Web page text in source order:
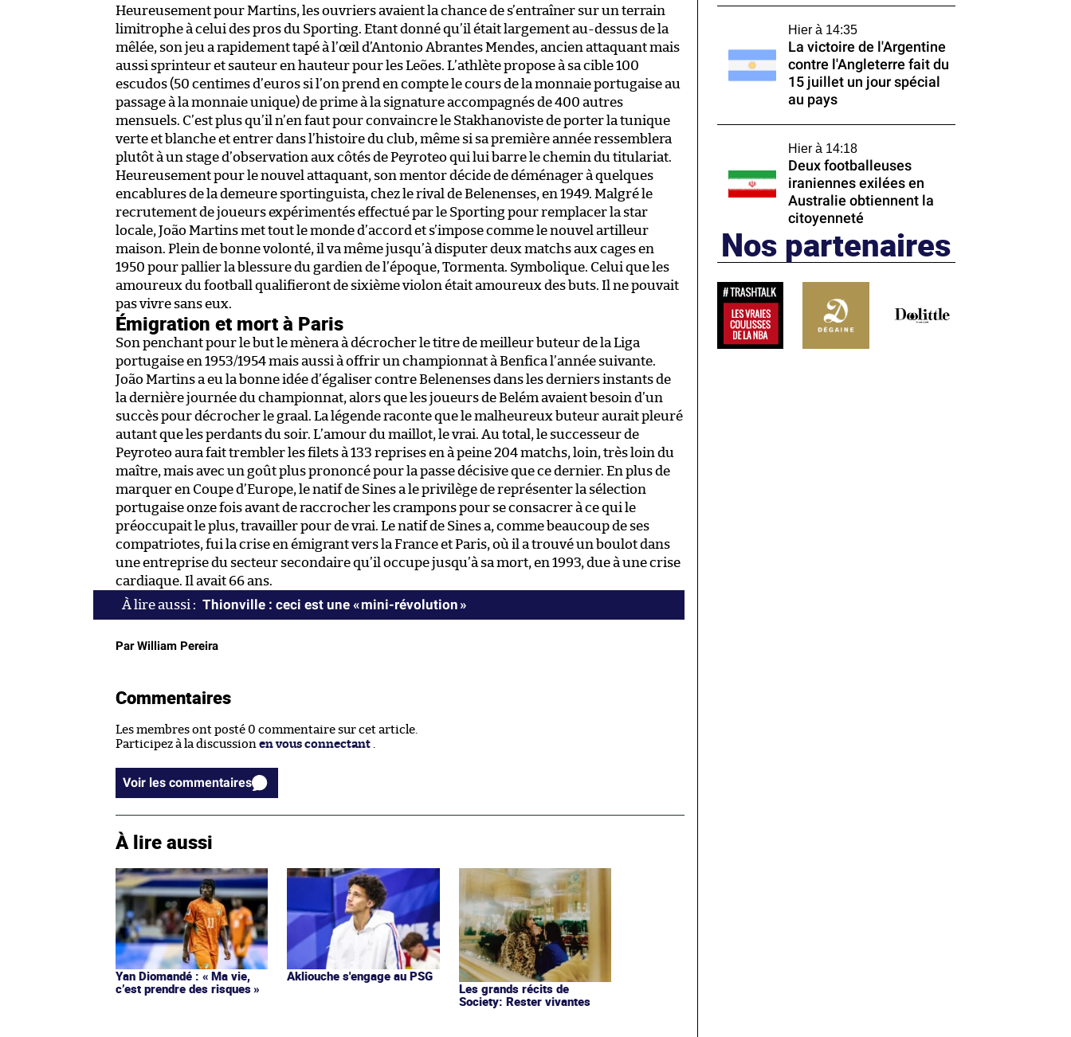
Heureusement pour Martins, les ouvriers avaient la chance de s’entraîner sur un terrain
limitrophe à celui des pros du Sporting. Etant donné qu’il était largement au-dessus de la
mêlée, son jeu a rapidement tapé à l’œil d’Antonio Abrantes Mendes, ancien attaquant mais
aussi sprinteur et sauteur en hauteur pour les Leões. L’athlète propose à sa cible 100
escudos (50 centimes d’euros si l’on prend en compte le cours de la monnaie portugaise au
passage à la monnaie unique) de prime à la signature accompagnés de 400 autres
mensuels. C’est plus qu’il n’en faut pour convaincre le Stakhanoviste de porter la tunique
verte et blanche et entrer dans l’histoire du club, même si sa première année ressemblera
plutôt à un stage d’observation aux côtés de Peyroteo qui lui barre le chemin du titulariat.
Heureusement pour le nouvel attaquant, son mentor décide de déménager à quelques
encablures de la demeure sportinguista, chez le rival de Belenenses, en 1949. Malgré le
recrutement de joueurs expérimentés effectué par le Sporting pour remplacer la star
locale, João Martins met tout le monde d’accord et s’impose comme le nouvel artilleur
maison. Plein de bonne volonté, il va même jusqu’à disputer deux matchs aux cages en
1950 pour pallier la blessure du gardien de l’époque, Tormenta. Symbolique. Celui que les
amoureux du football qualifieront de sixième violon était amoureux des buts. Il ne pouvait
pas vivre sans eux.
Émigration et mort à Paris
Son penchant pour le but le mènera à décrocher le titre de meilleur buteur de la Liga
portugaise en 1953/1954 mais aussi à offrir un championnat à Benfica l’année suivante.
João Martins a eu la bonne idée d’égaliser contre Belenenses dans les derniers instants de
la dernière journée du championnat, alors que les joueurs de Belém avaient besoin d’un
succès pour décrocher le graal. La légende raconte que le malheureux buteur aurait pleuré
autant que les perdants du soir. L’amour du maillot, le vrai. Au total, le successeur de
Peyroteo aura fait trembler les filets à 133 reprises en à peine 204 matchs, loin, très loin du
maître, mais avec un goût plus prononcé pour la passe décisive que ce dernier. En plus de
marquer en Coupe d’Europe, le natif de Sines a le privilège de représenter la sélection
portugaise onze fois avant de raccrocher les crampons pour se consacrer à ce qui le
préoccupait le plus, travailler pour de vrai. Le natif de Sines a, comme beaucoup de ses
compatriotes, fui la crise en émigrant vers la France et Paris, où il a trouvé un boulot dans
une entreprise du secteur secondaire qu’il occupe jusqu’à sa mort, en 1993, due à une crise
cardiaque. Il avait 66 ans.
Thionville : ceci est une « mini-révolution »
Par William Pereira
Commentaires
Les membres ont posté 0 commentaire sur cet article.
Participez à la discussion en vous connectant
Voir les commentaires
À lire aussi
Yan Diomandé : « Ma vie,
c’est prendre des risques »
Akliouche s'engage au PSG
Les grands récits de
Society: Rester vivantes
Hier à 14:35
La victoire de l'Argentine
contre l'Angleterre fait du
15 juillet un jour spécial
au pays
Hier à 14:18
Deux footballeuses
iraniennes exilées en
Australie obtiennent la
citoyenneté
Nos partenaires